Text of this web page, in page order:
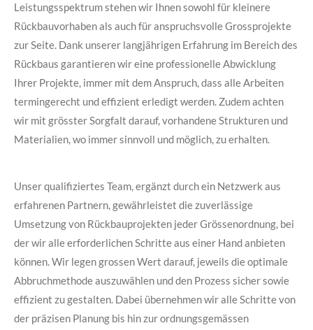
Leistungsspektrum stehen wir Ihnen sowohl für kleinere
Rückbauvorhaben als auch für anspruchsvolle Grossprojekte
zur Seite. Dank unserer langjährigen Erfahrung im Bereich des
Rückbaus garantieren wir eine professionelle Abwicklung
Ihrer Projekte, immer mit dem Anspruch, dass alle Arbeiten
termingerecht und effizient erledigt werden. Zudem achten
wir mit grösster Sorgfalt darauf, vorhandene Strukturen und
Materialien, wo immer sinnvoll und möglich, zu erhalten.
Unser qualifiziertes Team, ergänzt durch ein Netzwerk aus
erfahrenen Partnern, gewährleistet die zuverlässige
Umsetzung von Rückbauprojekten jeder Grössenordnung, bei
der wir alle erforderlichen Schritte aus einer Hand anbieten
können. Wir legen grossen Wert darauf, jeweils die optimale
Abbruchmethode auszuwählen und den Prozess sicher sowie
effizient zu gestalten. Dabei übernehmen wir alle Schritte von
der präzisen Planung bis hin zur ordnungsgemässen